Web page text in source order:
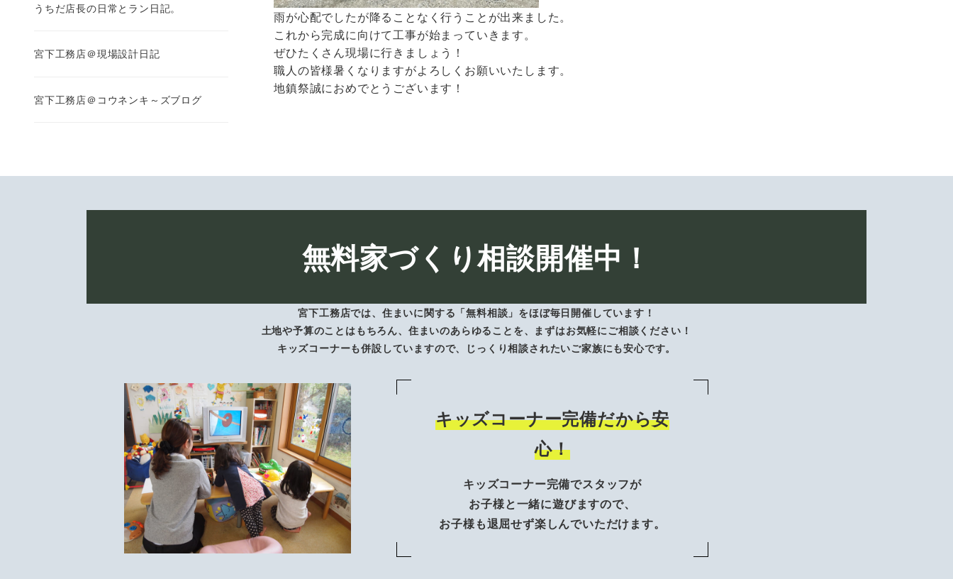
雨が心配でしたが降ることなく行うことが出来ました。
これから完成に向けて工事が始まっていきます。
ぜひたくさん現場に行きましょう！
職人の皆様暑くなりますがよろしくお願いいたします。
地鎮祭誠におめでとうございます！
うちだ店長の日常とラン日記。
宮下工務店＠現場設計日記
宮下工務店＠コウネンキ～ズブログ
無料家づくり相談開催中！
宮下工務店では、住まいに関する「無料相談」をほぼ毎日開催しています！
土地や予算のことはもちろん、住まいのあらゆることを、まずはお気軽にご相談ください！
キッズコーナーも併設していますので、じっくり相談されたいご家族にも安心です。
キッズコーナー完備だから安
心！
キッズコーナー完備でスタッフが
お子様と一緒に遊びますので、
お子様も退屈せず楽しんでいただけます。